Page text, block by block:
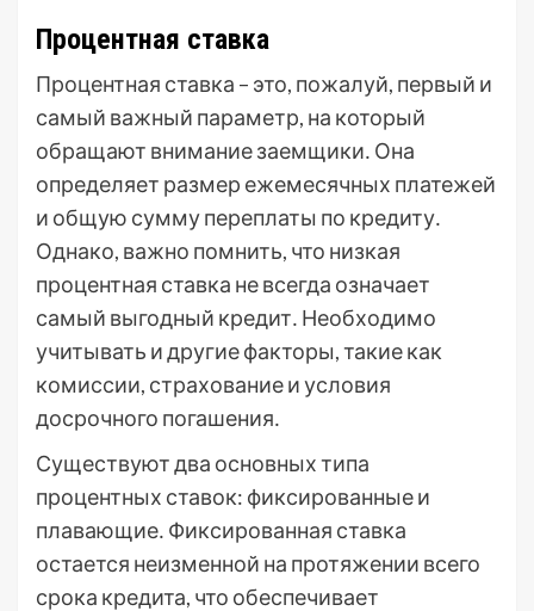
Процентная ставка
Процентная ставка – это, пожалуй, первый и
самый важный параметр, на который
обращают внимание заемщики․ Она
определяет размер ежемесячных платежей
и общую сумму переплаты по кредиту․
Однако, важно помнить, что низкая
процентная ставка не всегда означает
самый выгодный кредит․ Необходимо
учитывать и другие факторы, такие как
комиссии, страхование и условия
досрочного погашения․
Существуют два основных типа
процентных ставок: фиксированные и
плавающие․ Фиксированная ставка
остается неизменной на протяжении всего
срока кредита, что обеспечивает